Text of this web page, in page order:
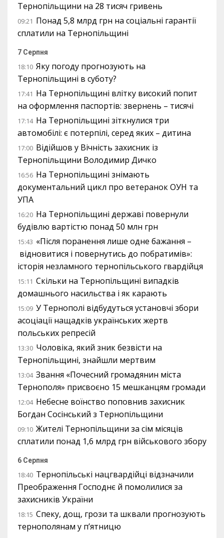
Тернопільщини на 28 тисяч гривень
09:21 Понад 5,8 млрд грн на соціальні гарантії
сплатили на Тернопільщині
7 Серпня
18:10 Яку погоду прогнозують на
Тернопільщині в суботу?
17:41 На Тернопільщині влітку високий попит
на оформлення паспортів: звернень – тисячі
17:14 На Тернопільщині зіткнулися три
автомобілі: є потерпілі, серед яких – дитина
17:00 Відійшов у Вічність захисник із
Тернопільщини Володимир Дичко
16:56 На Тернопільщині знімають
документальний цикл про ветеранок ОУН та
УПА
16:20 На Тернопільщині державі повернули
будівлю вартістю понад 50 млн грн
15:43 «Після поранення лише одне бажання –
відновитися і повернутись до побратимів»:
історія незламного тернопільського гвардійця
15:11 Скільки на Тернопільщині випадків
домашнього насильства і як карають
15:09 У Тернополі відбудуться установчі збори
асоціації нащадків українських жертв
польських репресій
13:30 Чоловіка, який зник безвісти на
Тернопільщині, знайшли мертвим
13:04 Звання «Почесний громадянин міста
Тернополя» присвоєно 15 мешканцям громади
12:04 Небесне воїнство поповнив захисник
Богдан Сосінський з Тернопільщини
09:10 Жителі Тернопільщини за сім місяців
сплатили понад 1,6 млрд грн військового збору
6 Серпня
18:40 Тернопільські нацгвардійці відзначили
Преображення Господнє й помолилися за
захисників України
18:15 Спеку, дощ, грози та шквали прогнозують
тернополянам у п’ятницю